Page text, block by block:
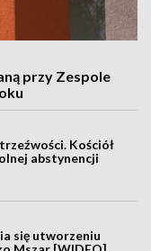
przy Zespole
Kościół
abstynencji
się utworzeniu